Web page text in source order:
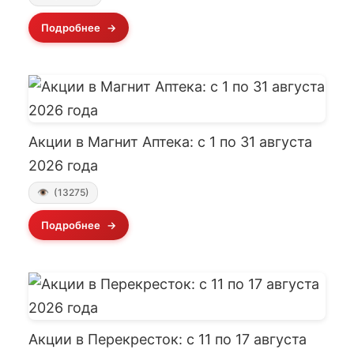
Подробнее
Акции в Магнит Аптека: с 1 по 31 августа
2026 года
(13275)
Подробнее
Акции в Перекресток: с 11 по 17 августа